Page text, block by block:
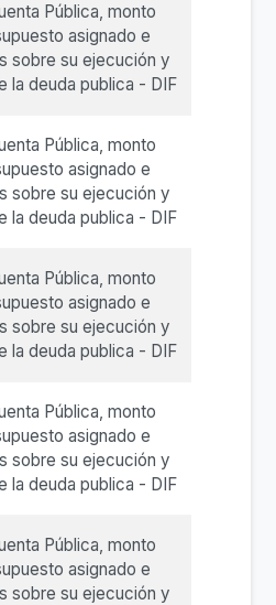
Pública, monto
asignado e
sobre su ejecución y
la deuda publica - DIF
Pública, monto
asignado e
sobre su ejecución y
la deuda publica - DIF
Pública, monto
asignado e
sobre su ejecución y
la deuda publica - DIF
Pública, monto
asignado e
sobre su ejecución y
la deuda publica - DIF
Pública, monto
asignado e
sobre su ejecución y